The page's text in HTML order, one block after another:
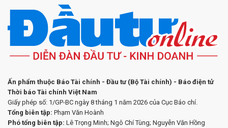
Ấn phẩm thuộc Báo Tài chính - Đầu tư (Bộ Tài chính) - Báo điện tử
Thời báo Tài chính Việt Nam
Giấy phép số: 1/GP-BC ngày 8 tháng 1 năm 2026 của Cục Báo chí.
Tổng biên tập: Phạm Văn Hoành
Phó tổng biên tập: Lê Trọng Minh; Ngô Chí Tùng; Nguyễn Văn Hồng